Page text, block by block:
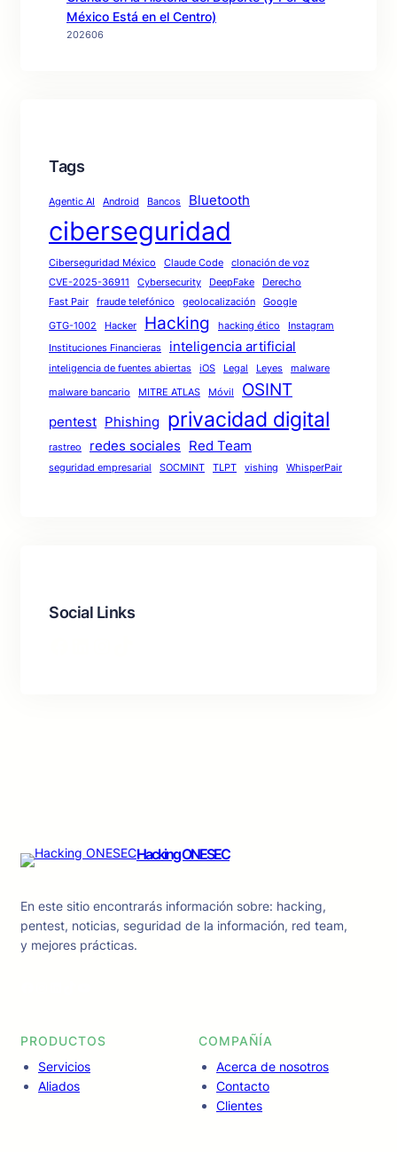
México Está en el Centro)
202606
Tags
Agentic AI Android Bancos Bluetooth
ciberseguridad
Ciberseguridad México Claude Code
clonación de voz
CVE-2025-36911
Cybersecurity DeepFake
Derecho
Fast Pair
fraude telefónico geolocalización Google
GTG-1002 Hacker Hacking hacking ético
Instagram
Instituciones Financieras
inteligencia artificial
inteligencia de fuentes abiertas iOS Legal Leyes malware
malware bancario MITRE ATLAS Móvil OSINT
pentest Phishing privacidad digital
rastreo redes sociales Red Team
seguridad empresarial SOCMINT TLPT vishing WhisperPair
Social Links
Hacking ONESEC
En este sitio encontrarás información sobre: hacking,
pentest, noticias, seguridad de la información, red team,
y mejores prácticas.
PRODUCTOS
Servicios
Aliados
COMPAÑÍA
Acerca de nosotros
Contacto
Clientes